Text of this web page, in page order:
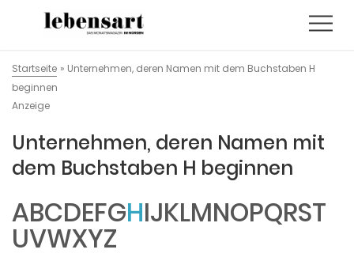
Startseite » Unternehmen, deren Namen mit dem Buchstaben H
beginnen
Anzeige
Unternehmen, deren Namen mit
dem Buchstaben H beginnen
ABCDEFGHIJKLMNOPQRST
UVWXYZ